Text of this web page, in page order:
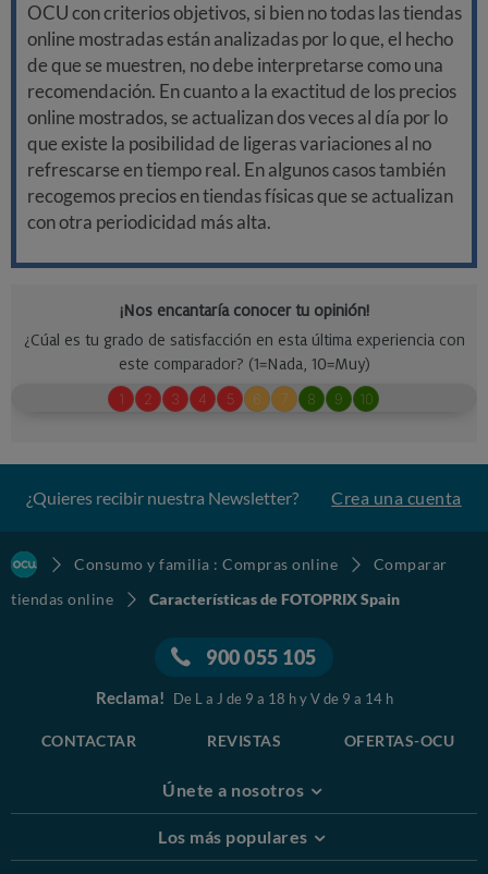
OCU con criterios objetivos, si bien no todas las tiendas
online mostradas están analizadas por lo que, el hecho
de que se muestren, no debe interpretarse como una
recomendación. En cuanto a la exactitud de los precios
online mostrados, se actualizan dos veces al día por lo
que existe la posibilidad de ligeras variaciones al no
refrescarse en tiempo real. En algunos casos también
recogemos precios en tiendas físicas que se actualizan
con otra periodicidad más alta.
¿Quieres recibir nuestra Newsletter? Crea una cuenta
Consumo y familia : Compras online
Comparar
tiendas online
Características de FOTOPRIX Spain
900 055 105
Reclama! De L a J de 9 a 18 h y V de 9 a 14 h
CONTACTAR REVISTAS OFERTAS-OCU
Únete a nosotros
Los más populares